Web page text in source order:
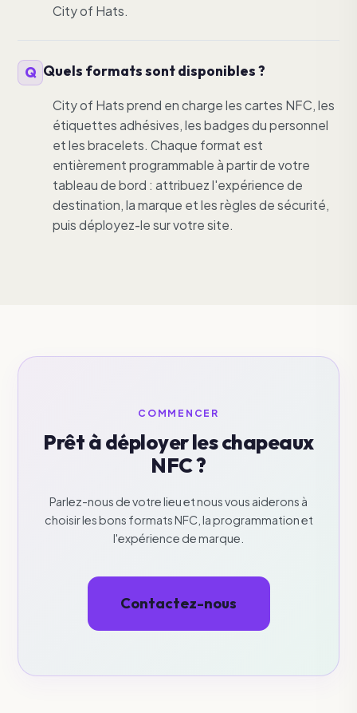
City of Hats.
Quels formats sont disponibles ?
City of Hats prend en charge les cartes NFC, les
étiquettes adhésives, les badges du personnel
et les bracelets. Chaque format est
entièrement programmable à partir de votre
tableau de bord : attribuez l'expérience de
destination, la marque et les règles de sécurité,
puis déployez-le sur votre site.
COMMENCER
Prêt à déployer les chapeaux
NFC ?
Parlez-nous de votre lieu et nous vous aiderons à
choisir les bons formats NFC, la programmation et
l'expérience de marque.
Contactez-nous